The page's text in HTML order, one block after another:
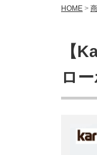
HOME >
【
ロ